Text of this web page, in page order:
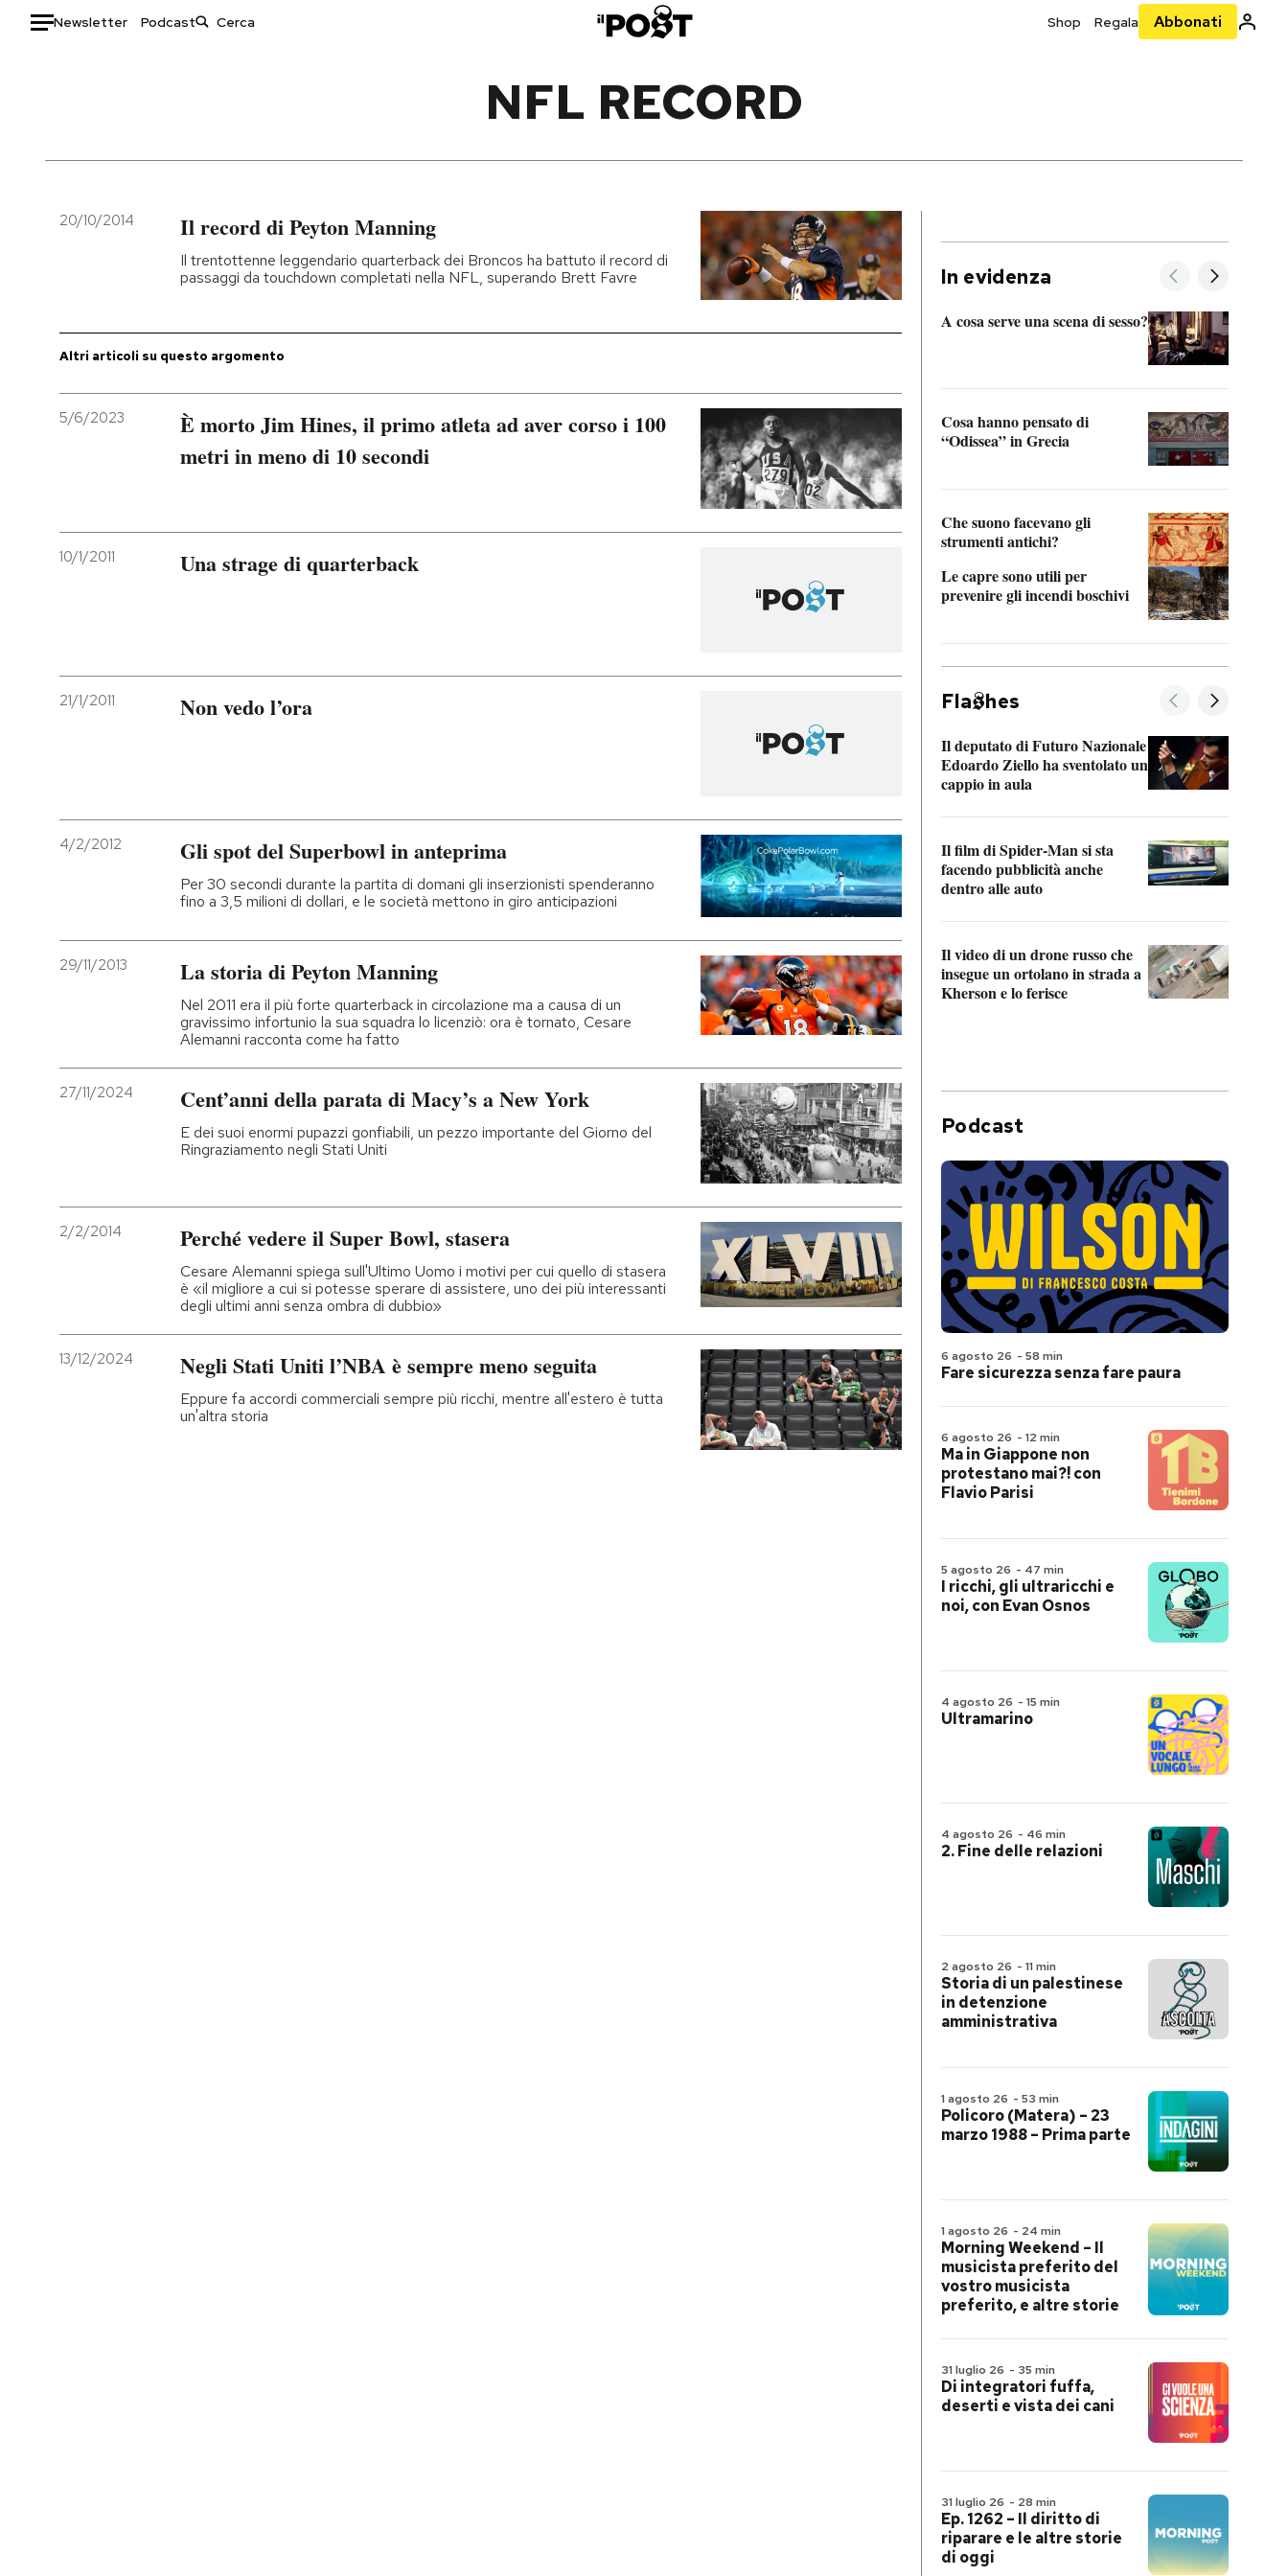
Newsletter Podcast Shop Regala Abbonati
Italia
Politica
Economia
Moda
Ok Boomer!
Altrecose
NEWSLETTER
Entra
NFL RECORD
20/10/2014 Il record di Peyton Manning
Il trentottenne leggendario quarterback dei Broncos ha battuto il record di
passaggi da touchdown completati nella NFL, superando Brett Favre
Altri articoli su questo argomento
5/6/2023
È morto Jim Hines, il primo atleta ad aver corso i 100
metri in meno di 10 secondi
10/1/2011 Una strage di quarterback
21/1/2011 Non vedo l’ora
4/2/2012 Gli spot del Superbowl in anteprima
Per 30 secondi durante la partita di domani gli inserzionisti spenderanno
fino a 3,5 milioni di dollari, e le società mettono in giro anticipazioni
29/11/2013 La storia di Peyton Manning
Nel 2011 era il più forte quarterback in circolazione ma a causa di un
gravissimo infortunio la sua squadra lo licenziò: ora è tornato, Cesare
Alemanni racconta come ha fatto
27/11/2024 Cent’anni della parata di Macy’s a New York
E dei suoi enormi pupazzi gonfiabili, un pezzo importante del Giorno del
Ringraziamento negli Stati Uniti
2/2/2014 Perché vedere il Super Bowl, stasera
Cesare Alemanni spiega sull'Ultimo Uomo i motivi per cui quello di stasera
è «il migliore a cui si potesse sperare di assistere, uno dei più interessanti
degli ultimi anni senza ombra di dubbio»
13/12/2024 Negli Stati Uniti l’NBA è sempre meno seguita
Eppure fa accordi commerciali sempre più ricchi, mentre all'estero è tutta
un'altra storia
In evidenza
A cosa serve una scena di sesso?
Cosa hanno pensato di
“Odissea” in Grecia
Che suono facevano gli
strumenti antichi?
Le capre sono utili per
prevenire gli incendi boschivi
Fla hes
Il deputato di Futuro Nazionale
Edoardo Ziello ha sventolato un
cappio in aula
Il film di Spider-Man si sta
facendo pubblicità anche
dentro alle auto
Il video di un drone russo che
insegue un ortolano in strada a
Kherson e lo ferisce
Podcast
6 agosto 26 - 58 min
Fare sicurezza senza fare paura
6 agosto 26 - 12 min
Ma in Giappone non
protestano mai?! con
Flavio Parisi
5 agosto 26 - 47 min
I ricchi, gli ultraricchi e
noi, con Evan Osnos
4 agosto 26 - 15 min
Ultramarino
4 agosto 26 - 46 min
2. Fine delle relazioni
2 agosto 26 - 11 min
Storia di un palestinese
in detenzione
amministrativa
1 agosto 26 - 53 min
Policoro (Matera) – 23
marzo 1988 – Prima parte
1 agosto 26 - 24 min
Morning Weekend – Il
musicista preferito del
vostro musicista
preferito, e altre storie
31 luglio 26 - 35 min
Di integratori fuffa,
deserti e vista dei cani
31 luglio 26 - 28 min
Ep. 1262 – Il diritto di
riparare e le altre storie
di oggi